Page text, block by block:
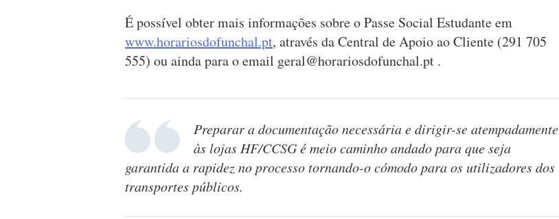
É possível obter mais informações sobre o Passe Social Estudante em
www.horariosdofunchal.pt, através da Central de Apoio ao Cliente (291 705
555) ou ainda para o email geral@horariosdofunchal.pt .
Preparar a documentação necessária e dirigir-se atempadamente
às lojas HF/CCSG é meio caminho andado para que seja
garantida a rapidez no processo tornando-o cómodo para os utilizadores dos
transportes públicos.